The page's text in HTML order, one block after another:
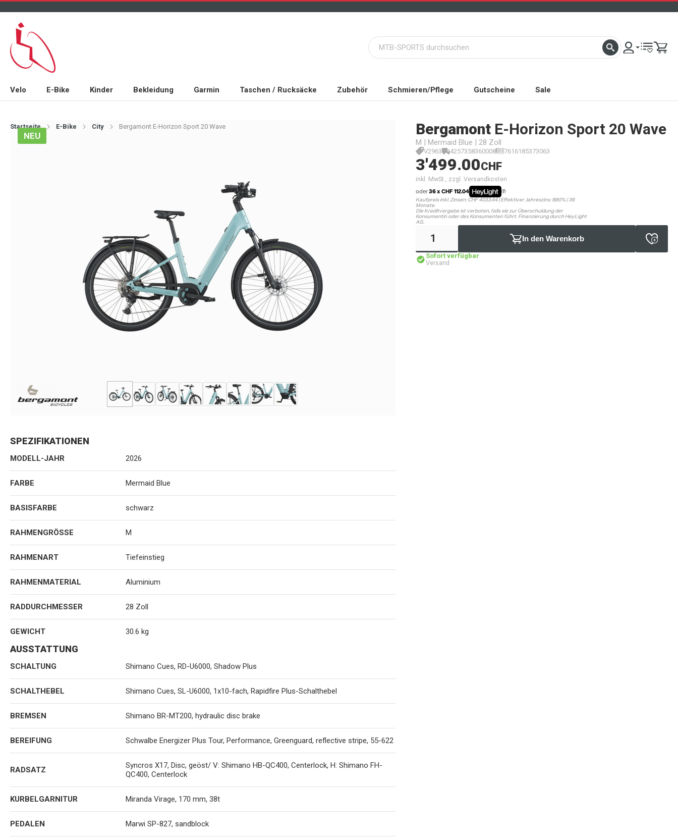
Velo E-Bike Kinder Bekleidung Garmin Taschen / Rucksäcke Zubehör Schmieren/Pflege Gutscheine Sale
Startseite E-Bike City Bergamont E-Horizon Sport 20 Wave
NEU Bergamont E-Horizon Sport 20 Wave
M | Mermaid Blue | 28 Zoll
V2963 4257358360008 7616185373063
3'499.00CHF
inkl. MwSt., zzgl. Versandkosten
oder36 x CHF 112.04
Kaufpreis inkl. Zinsen: CHF 4033.44 | Effektiver Jahreszins: 9.90% | 36
Monate.
Die Kreditvergabe ist verboten, falls sie zur Überschuldung der
Konsumentin oder des Konsumenten führt. Finanzierung durch HeyLight
AG.
In den Warenkorb
Sofort verfügbar
Versand
SPEZIFIKATIONEN
MODELL-JAHR 2026
FARBE Mermaid Blue
BASISFARBE schwarz
RAHMENGRÖSSE M
RAHMENART Tiefeinstieg
RAHMENMATERIAL Aluminium
RADDURCHMESSER 28 Zoll
GEWICHT 30.6 kg
AUSSTATTUNG
SCHALTUNG Shimano Cues, RD-U6000, Shadow Plus
SCHALTHEBEL Shimano Cues, SL-U6000, 1x10-fach, Rapidfire Plus-Schalthebel
BREMSEN Shimano BR-MT200, hydraulic disc brake
BEREIFUNG Schwalbe Energizer Plus Tour, Performance, Greenguard, reflective stripe, 55-622
RADSATZ
Syncros X17, Disc, geöst/ V: Shimano HB-QC400, Centerlock, H: Shimano FH-
QC400, Centerlock
KURBELGARNITUR Miranda Virage, 170 mm, 38t
PEDALEN Marwi SP-827, sandblock